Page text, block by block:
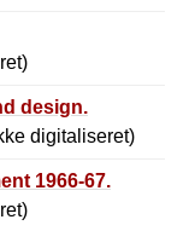
design.
digitaliseret)
1966-67.